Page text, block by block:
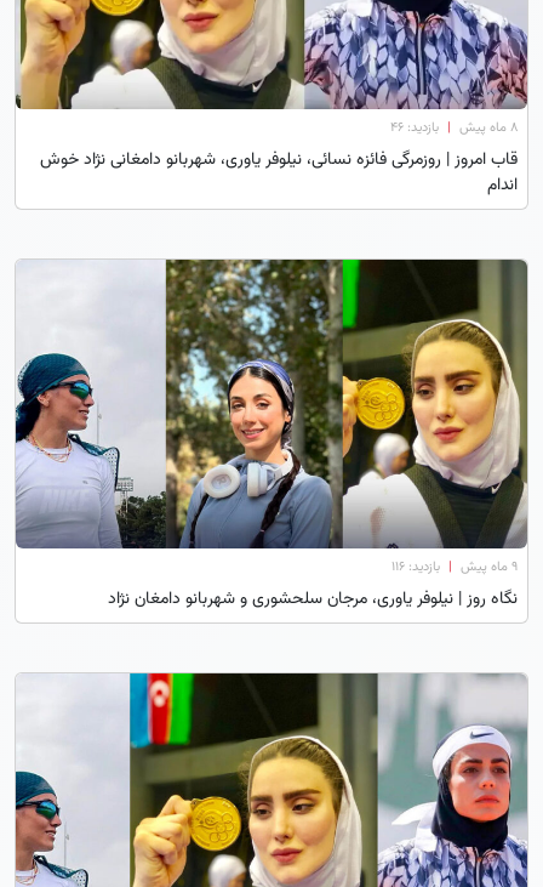
۸ ماه پیش | بازدید: 46
قاب امروز | روزمرگی فائزه نسائی، نیلوفر یاوری، شهربانو دامغانی نژاد خوش
اندام
۹ ماه پیش | بازدید: 116
نگاه روز | نیلوفر یاوری، مرجان سلحشوری و شهربانو دامغان نژاد